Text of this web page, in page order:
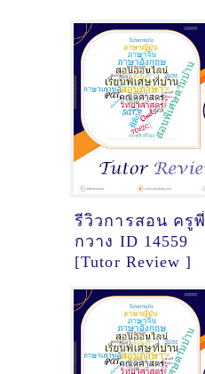
รีวิวการสอน ครูพี่
กวาง ID 14559
[Tutor Review ]